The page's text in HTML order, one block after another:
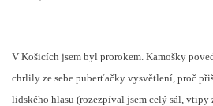
V Košicích jsem byl prorokem. Kamošky
chrlily ze sebe puberťačky vysvětlení, proč
lidského hlasu (rozezpíval jsem celý sál,